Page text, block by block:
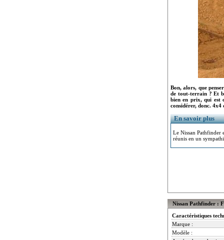
Bon, alors, que
de tout-terrain ? Et
bien en prix, qui est
considérer, donc. 4x4
En savoir plus
Le Nissan Pathfinder
réunis en un
Nissan Pathfinder :
Caractéristiques
Marque :
Modèle :